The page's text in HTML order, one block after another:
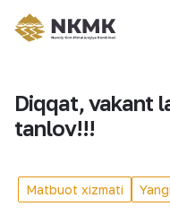
Diqqat, vakant
tanlov!!!
Matbuot xizmati